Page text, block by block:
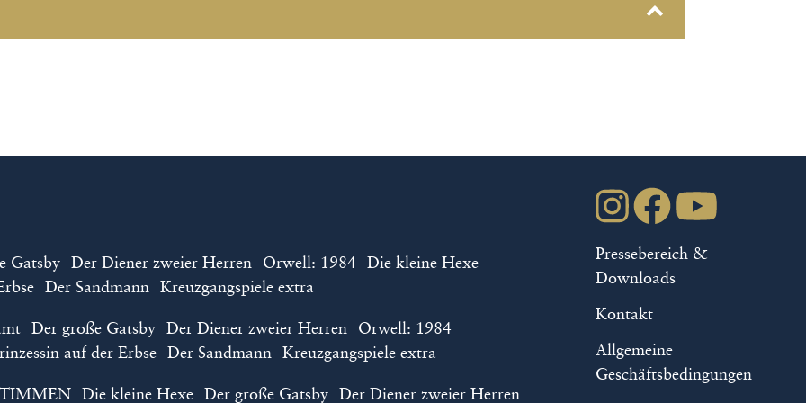
selbst auszudrucken oder auf Ihr Mobilgerät herunterzuladen. Es gelten die
und Schulklassen, Tickets für Rollstuhlplätze, die
über das Kulturbüro direkt gebucht werden!
Kulturbüro
karten(at)kreuzgangspiele.deoder die Telefonnummer 09852-90444 über das
Gatsby Der Diener zweier Herren Orwell: 1984
Die kleine Hexe
Der Sandmann Kreuzgangspiele extra
Der große Gatsby Der Diener zweier Herren
Orwell: 1984
auf der Erbse Der Sandmann Kreuzgangspiele extra
Die kleine Hexe Der große Gatsby Der Diener zweier Herren
Pressebereich &
Downloads
Kontakt
Allgemeine
Geschäftsbedingungen